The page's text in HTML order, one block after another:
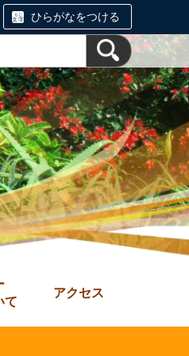
ひらがなをつける
て
アクセス